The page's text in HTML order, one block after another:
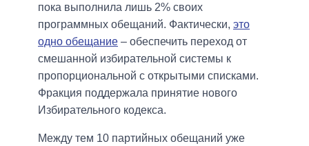
пока выполнила лишь 2% своих
программных обещаний. Фактически, это
одно обещание – обеспечить переход от
смешанной избирательной системы к
пропорциональной с открытыми списками.
Фракция поддержала принятие нового
Избирательного кодекса.
Между тем 10 партийных обещаний уже